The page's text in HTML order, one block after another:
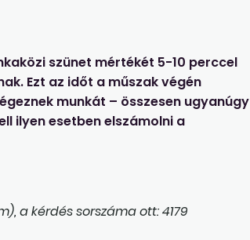
szünet mértékét 5-10 perccel
Ezt az időt a műszak végén
munkát – összesen ugyanúgy
ilyen esetben elszámolni a
a kérdés sorszáma ott: 4179